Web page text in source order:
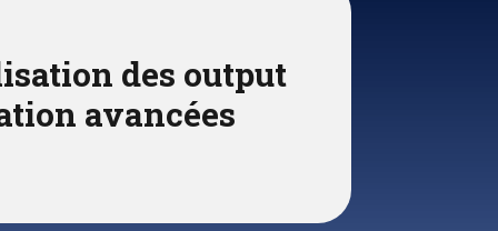
Managed Services
Cloud Printing
Cloud Printing
Cloud Printing
IDC Report Download
Cloud Printing
des output
avancées